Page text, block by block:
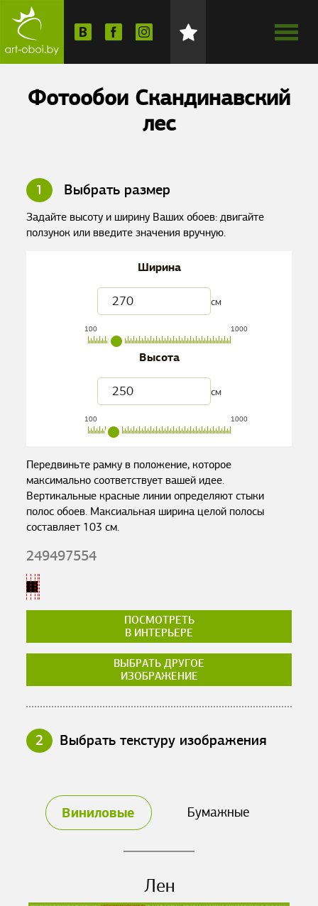
Фотообои Скандинавский
лес
1 Выбрать размер
Задайте высоту и ширину Ваших обоев: двигайте
ползунок или введите значения вручную.
Ширина
см
100 1000
Высота
см
100 1000
Передвиньте рамку в положение, которое
максимально соответствует вашей идее.
Вертикальные красные линии определяют стыки
полос обоев. Максиальная ширина целой полосы
составляет 103 см.
249497554
ПОСМОТРЕТЬ
В ИНТЕРЬЕРЕ
ВЫБРАТЬ ДРУГОЕ
ИЗОБРАЖЕНИЕ
2 Выбрать текстуру изображения
Виниловые Бумажные
Лен